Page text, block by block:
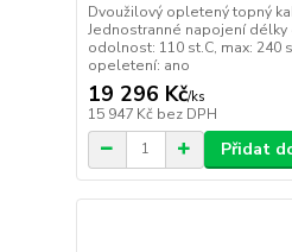
Dvoužilový opletený topný
Jednostranné napojení délky
odolnost: 110 st.C, max: 240
opeletení: ano
19 296 Kč/ks
15 947 Kč bez DPH
Přidat